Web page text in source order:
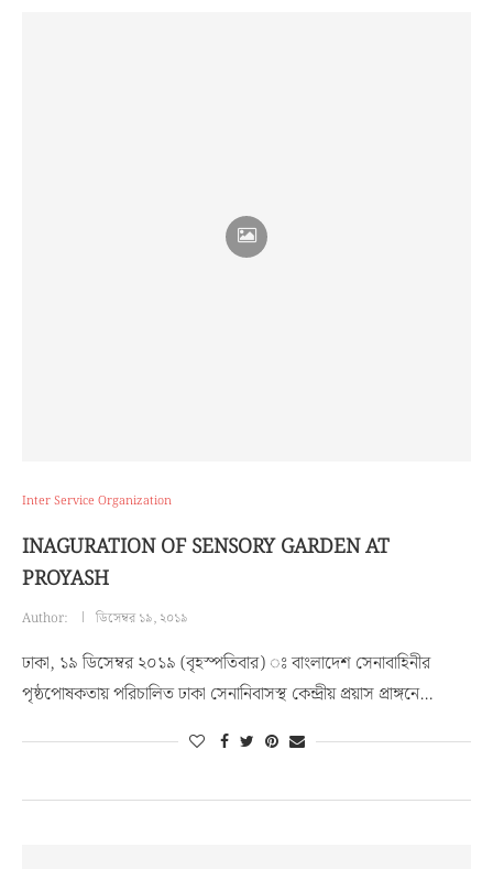
Inter Service Organization
INAGURATION OF SENSORY GARDEN AT
PROYASH
Author: ডিসেম্বর ১৯, ২০১৯
ঢাকা, ১৯ ডিসেম্বর ২০১৯ (বৃহস্পতিবার) ঃ বাংলাদেশ সেনাবাহিনীর
পৃষ্ঠপোষকতায় পরিচালিত ঢাকা সেনানিবাসস্থ কেন্দ্রীয় প্রয়াস প্রাঙ্গনে…